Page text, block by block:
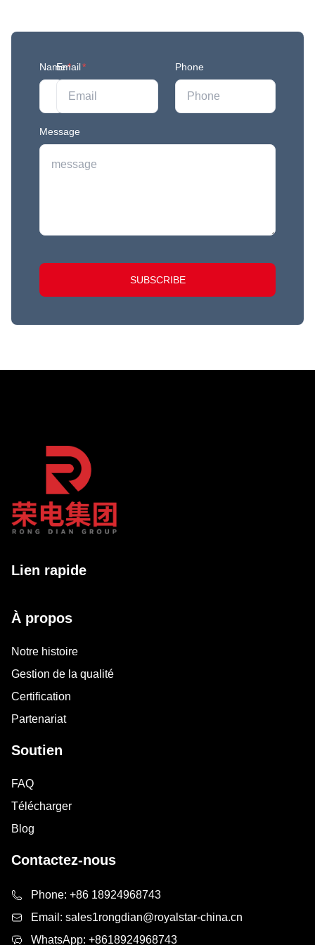
Name*
Email* Phone
Message
SUBSCRIBE
Lien rapide
À propos
Notre histoire
Gestion de la qualité
Certification
Partenariat
Soutien
FAQ
Télécharger
Blog
Contactez-nous
Phone: +86 18924968743
Email: sales1rongdian@royalstar-china.cn
WhatsApp: +8618924968743